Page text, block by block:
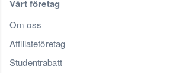
Vårt företag
Om oss
Affiliateföretag
Studentrabatt